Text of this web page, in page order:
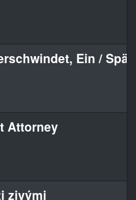
Ein /
Attorney
zivými